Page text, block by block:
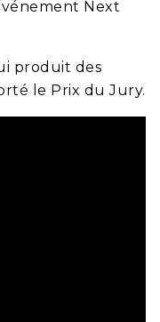
Next
produit des
le Prix du Jury.